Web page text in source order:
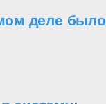
деле было